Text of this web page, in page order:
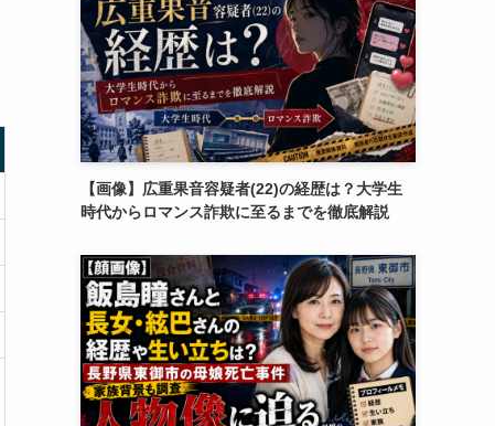
【画像】広重果音容疑者(22)の経歴は？大学生
時代からロマンス詐欺に至るまでを徹底解説